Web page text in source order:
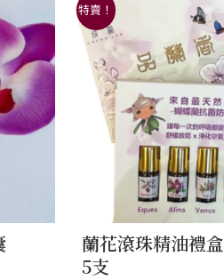
。
特賣！
Quick
蘭花滾珠精油禮
5支
格：